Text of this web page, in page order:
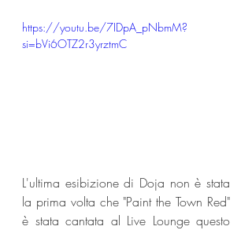
https://youtu.be/7IDpA_pNbmM?
si=bVi6OTZ2r3yrztmC
L'ultima esibizione di Doja non è stata
la prima volta che "Paint the Town Red"
è stata cantata al Live Lounge questo